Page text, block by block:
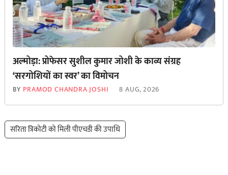
अल्मोड़ा: प्रोफेसर सुशील कुमार जोशी के काव्य संग्रह
‘सरगोशियों का स्वर’ का विमोचन
BY PRAMOD CHANDRA JOSHI 8 AUG, 2026
सरिता त्रिकोटी को मिली पीएचडी की उपाधि